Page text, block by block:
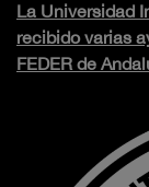
La Universidad
recibido varias
FEDER de